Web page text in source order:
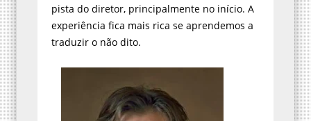
pista do diretor, principalmente no início. A
experiência fica mais rica se aprendemos a
traduzir o não dito.